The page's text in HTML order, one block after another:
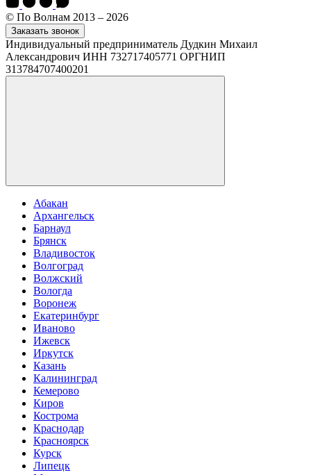
© По Волнам 2013 – 2026
Заказать звонок
Индивидуальный предприниматель Дудкин Михаил
Александрович ИНН 732717405771 ОРГНИП
313784707400201
Абакан
Архангельск
Барнаул
Брянск
Владивосток
Волгоград
Волжский
Вологда
Воронеж
Екатеринбург
Иваново
Ижевск
Иркутск
Казань
Калининград
Кемерово
Киров
Кострома
Краснодар
Красноярск
Курск
Липецк